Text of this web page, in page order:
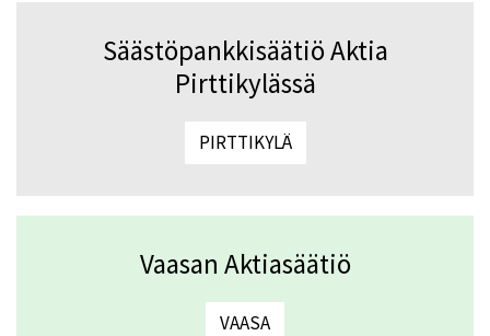
Säästöpankkisäätiö Aktia
Pirttikylässä
PIRTTIKYLÄ
Vaasan Aktiasäätiö
VAASA